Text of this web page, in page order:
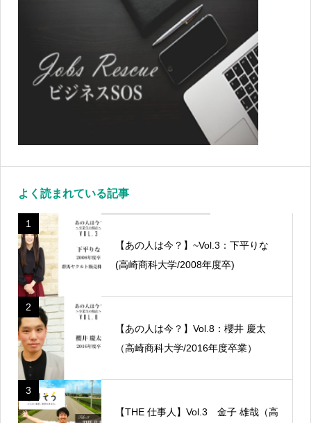
よく読まれている記事
1
【あの人は今？】~Vol.3：下平りな
(高崎商科大学/2008年度卒)
2
【あの人は今？】Vol.8：櫻井 慶太
（高崎商科大学/2016年度卒業）
3
【THE 仕事人】Vol.3 金子 雄哉（高